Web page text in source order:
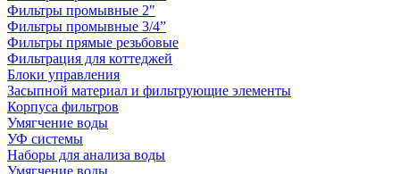
Фильтры промывные 2"
Фильтры промывные 3/4”
Фильтры прямые резьбовые
Фильтрация для коттеджей
Блоки управления
Засыпной материал и фильтрующие элементы
Корпуса фильтров
Умягчение воды
УФ системы
Наборы для анализа воды
Умягчение воды